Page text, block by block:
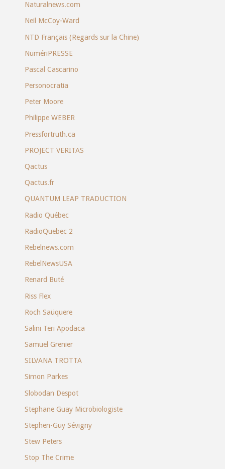
Naturalnews.com
Neil McCoy-Ward
NTD Français (Regards sur la Chine)
NumériPRESSE
Pascal Cascarino
Personocratia
Peter Moore
Philippe WEBER
Pressfortruth.ca
PROJECT VERITAS
Qactus
Qactus.fr
QUANTUM LEAP TRADUCTION
Radio Québec
RadioQuebec 2
Rebelnews.com
RebelNewsUSA
Renard Buté
Riss Flex
Roch Saüquere
Salini Teri Apodaca
Samuel Grenier
SILVANA TROTTA
Simon Parkes
Slobodan Despot
Stephane Guay Microbiologiste
Stephen-Guy Sévigny
Stew Peters
Stop The Crime